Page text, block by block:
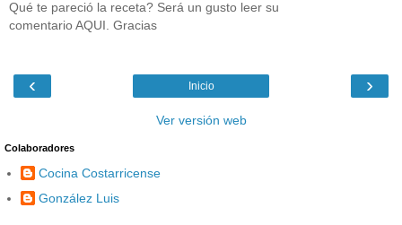
Qué te pareció la receta? Será un gusto leer su
comentario AQUI. Gracias
‹ ›
Inicio
Ver versión web
Colaboradores
Cocina Costarricense
González Luis